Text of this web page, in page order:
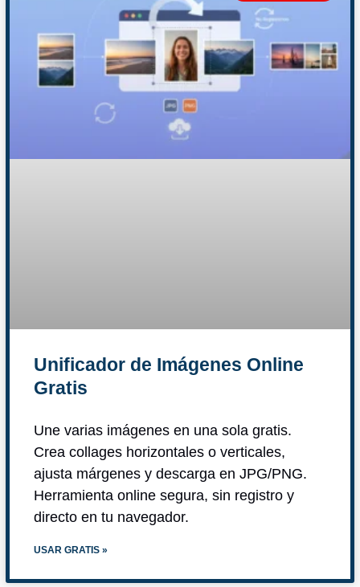
Unificador de Imágenes Online
Gratis
Une varias imágenes en una sola gratis.
Crea collages horizontales o verticales,
ajusta márgenes y descarga en JPG/PNG.
Herramienta online segura, sin registro y
directo en tu navegador.
USAR GRATIS »